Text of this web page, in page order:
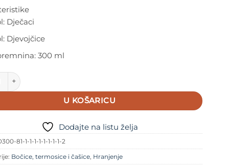
Dječaci
Djevojčice
300 ml
posuda za hranu - Voće (300ml) količina
U KOŠARICU
Dodajte na listu želja
81-1-1-1-1-1-1-1-1-2
Bočice, termosice i čašice Hranjenje